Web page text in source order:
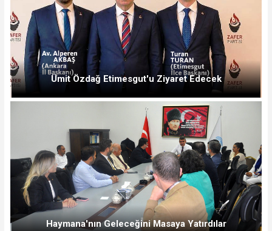
Ümit Özdağ Etimesgut'u Ziyaret Edecek
Haymana'nın Geleceğini Masaya Yatırdılar